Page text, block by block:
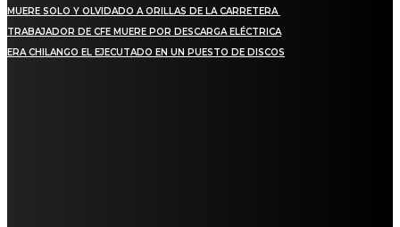
MUERE SOLO Y OLVIDADO A ORILLAS DE LA CARRETERA
TRABAJADOR DE CFE MUERE POR DESCARGA ELÉCTRICA
ERA CHILANGO EL EJECUTADO EN UN PUESTO DE DISCOS